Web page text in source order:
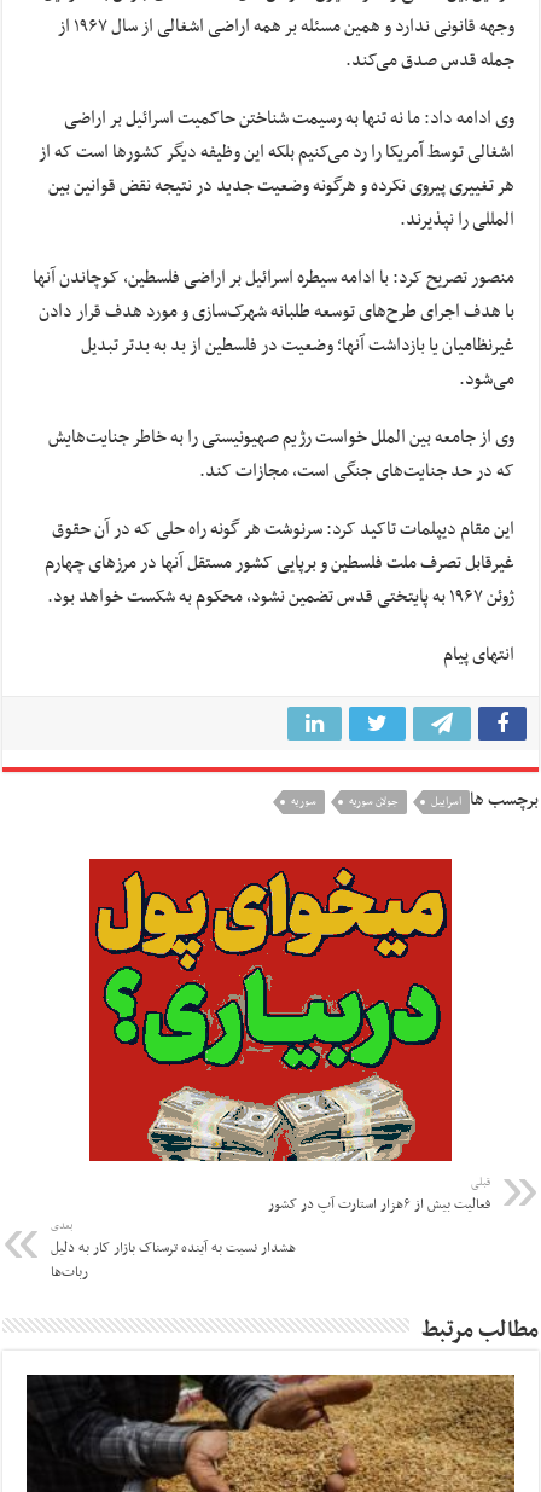
وجهه قانونی ندارد و همین مسئله بر همه اراضی اشغالی از سال ۱۹۶۷ از
جمله قدس صدق می‌کند.
وی ادامه داد: ما نه تنها به رسیمت شناختن حاکمیت اسرائیل بر اراضی
اشغالی توسط آمریکا را رد می‌کنیم بلکه این وظیفه دیگر کشورها است که از
هر تغییری پیروی نکرده و هرگونه وضعیت جدید در نتیجه نقض قوانین بین
المللی را نپذیرند.
منصور تصریح کرد: با ادامه سیطره اسرائیل بر اراضی فلسطین، کوچاندن آنها
با هدف اجرای طرح‌های توسعه طلبانه شهرک‌سازی و مورد هدف قرار دادن
غیرنظامیان یا بازداشت آنها؛ وضعیت در فلسطین از بد به بدتر تبدیل
می‌شود.
وی از جامعه بین الملل خواست رژیم صهیونیستی را به خاطر جنایت‌هایش
که در حد جنایت‌های جنگی است، مجازات کند.
این مقام دیپلمات تاکید کرد: سرنوشت هر گونه راه حلی که در آن حقوق
غیرقابل تصرف ملت فلسطین و برپایی کشور مستقل آنها در مرزهای چهارم
ژوئن ۱۹۶۷ به پایتختی قدس تضمین نشود، محکوم به شکست خواهد بود.
انتهای پیام
برچسب ها اسراييل جولان سوریه سوريه
قبلی
فعالیت بیش از ۶هزار استارت آپ در کشور
بعدی
هشدار نسبت به آینده ترسناک بازار کار به دلیل
ربات‌ها
مطالب مرتبط